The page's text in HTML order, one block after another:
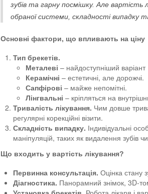
зубів та гарну посмішку. Але вартість
обраної системи, складності випадку
Основні фактори, що впливають на ціну
Тип брекетів.
Металеві – найдоступніший варіант
Керамічні – естетичні, але дорожчі.
Сапфірові – майже непомітні.
Лінгвальні – кріпляться на
Тривалість лікування. Чим довше
регулярні корекційні візити.
Складність випадку. Індивідуальні
маніпуляцій, таких як видалення зубів
Що входить у вартість лікування?
Первинна консультація. Оцінка стану
Діагностика. Панорамний знімок, 3D-